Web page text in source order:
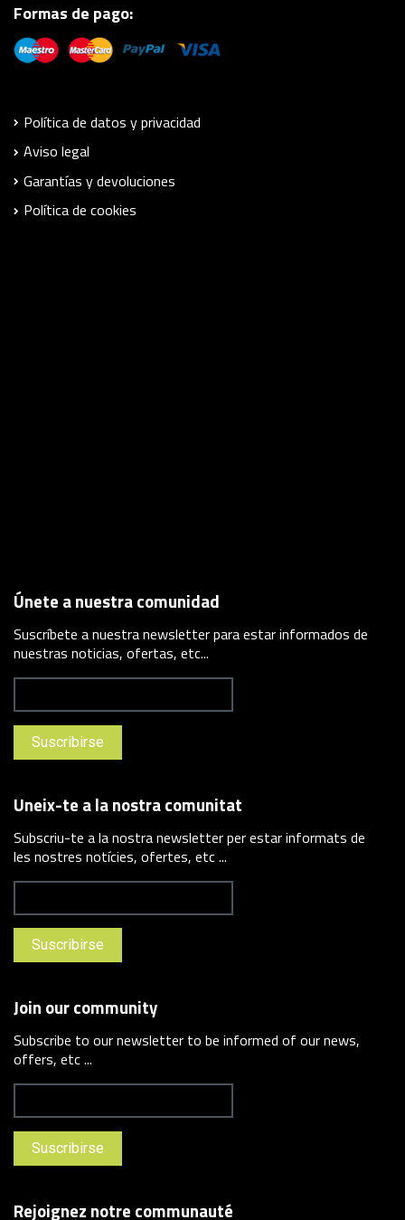
Formas de pago:
Política de datos y privacidad
Aviso legal
Garantías y devoluciones
Política de cookies
Únete a nuestra comunidad
Suscríbete a nuestra newsletter para estar informados de
nuestras noticias, ofertas, etc...
Uneix-te a la nostra comunitat
Subscriu-te a la nostra newsletter per estar informats de
les nostres notícies, ofertes, etc ...
Join our community
Subscribe to our newsletter to be informed of our news,
offers, etc ...
Rejoignez notre communauté